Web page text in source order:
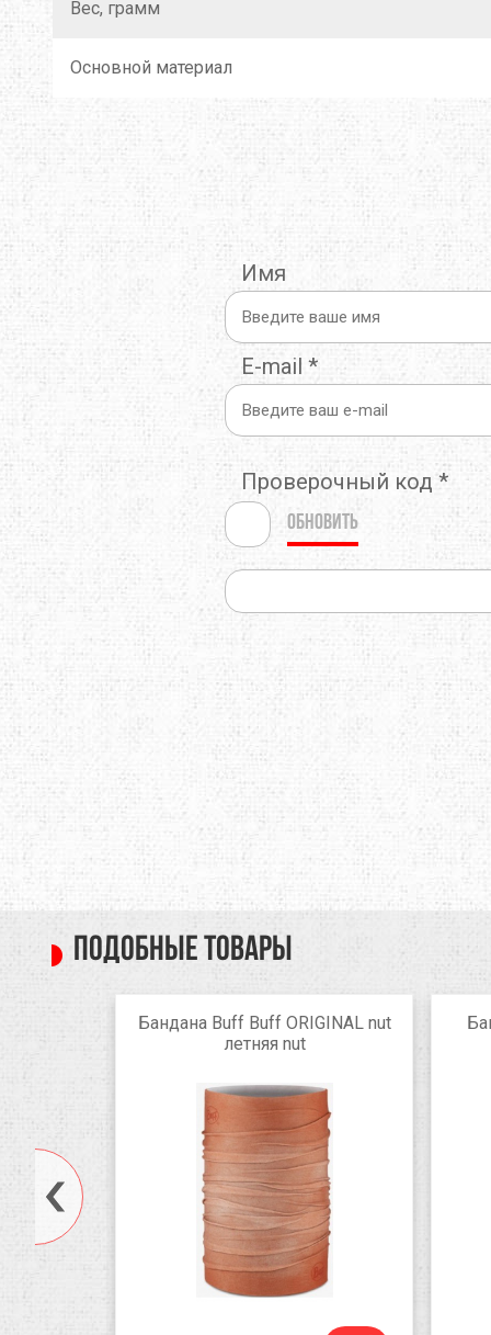
Вес, грамм
Основной материал
Имя
E-mail *
Проверочный код*
Обновить
Подобные товары
Бандана Buff Buff ORIGINAL nut
летняя nut